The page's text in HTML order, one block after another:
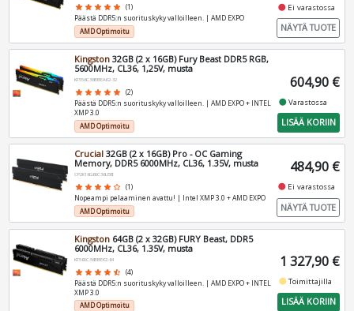
star star star star star (1)
Päästä DDR5:n suorituskyky valloilleen. | AMD EXPO
AMD Optimoitu
fiber_manual_record Ei varastossa
NÄYTÄ TUOTE
Kingston 32GB (2 x 16GB) Fury Beast DDR5 RGB,
5600MHz, CL36, 1,25V, musta
KF556C36BBEAK2-32
star star star star star (2)
Päästä DDR5:n suorituskyky valloilleen. | AMD EXPO + INTEL
XMP 3.0
AMD Optimoitu
604,90 €
fiber_manual_recordVarastossa
LISÄÄ KORIIN
Crucial 32GB (2 x 16GB) Pro - OC Gaming
Memory, DDR5 6000MHz, CL36, 1.35V, musta
CP2K16G60C36U5B
star star star star star_border (1)
Nopeampi pelaaminen avattu! | Intel XMP 3.0 + AMD EXPO
AMD Optimoitu
484,90 €
fiber_manual_record Ei varastossa
NÄYTÄ TUOTE
Kingston 64GB (2 x 32GB) FURY Beast, DDR5
6000MHz, CL36, 1.35V, musta
KF560C36BBEK2-64
star star star star star_half (4)
Päästä DDR5:n suorituskyky valloilleen. | AMD EXPO + INTEL
XMP 3.0
AMD Optimoitu
1 327,90 €
fiber_manual_recordToimittajilla
LISÄÄ KORIIN